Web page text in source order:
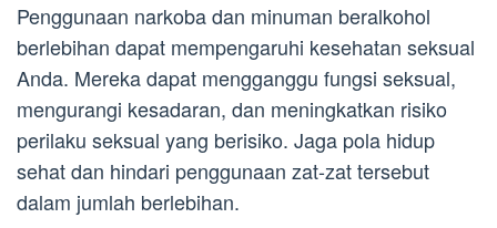
Penggunaan narkoba dan minuman beralkohol
berlebihan dapat mempengaruhi kesehatan seksual
Anda. Mereka dapat mengganggu fungsi seksual,
mengurangi kesadaran, dan meningkatkan risiko
perilaku seksual yang berisiko. Jaga pola hidup
sehat dan hindari penggunaan zat-zat tersebut
dalam jumlah berlebihan.